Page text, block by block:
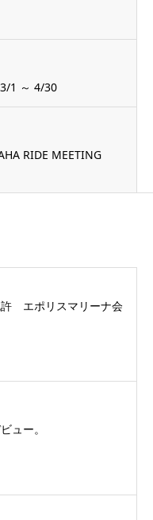
3/1 ～ 4/30
RIDE MEETING
許 エポリスマリーナ会
ュー。